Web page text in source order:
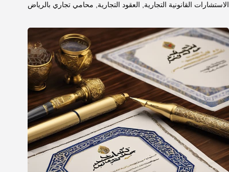
الاستشارات القانونية التجارية, العقود التجارية, محامي تجاري بالرياض